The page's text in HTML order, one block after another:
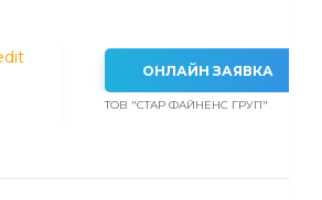
ОНЛАЙН ЗАЯВКА
ТОВ "СТАР ФАЙНЕНС ГРУП"